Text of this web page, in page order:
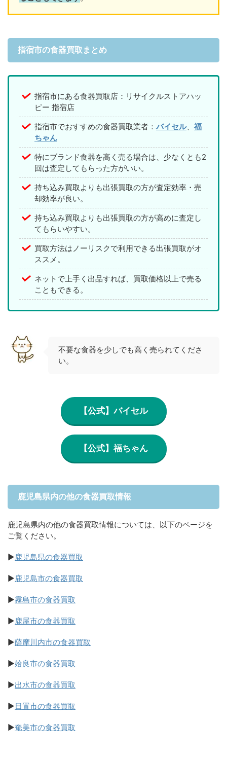
指宿市の食器買取まとめ
指宿市にある食器買取店：リサイクルストアハッ
ピー 指宿店
指宿市でおすすめの食器買取業者： バイセル、 福
ちゃん
特にブランド食器を高く売る場合は、少なくとも2
回は査定してもらった方がいい。
持ち込み買取よりも出張買取の方が査定効率・売
却効率が良い。
持ち込み買取よりも出張買取の方が高めに査定し
てもらいやすい。
買取方法はノーリスクで利用できる出張買取がオ
ススメ。
ネットで上手く出品すれば、買取価格以上で売る
こともできる。
不要な食器を少しでも高く売られてくださ
い。
【公式】バイセル
【公式】福ちゃん
鹿児島県内の他の食器買取情報
鹿児島県内の他の食器買取情報については、以下のページを
ご覧ください。
▶鹿児島県の食器買取
▶鹿児島市の食器買取
▶霧島市の食器買取
▶鹿屋市の食器買取
▶薩摩川内市の食器買取
▶姶良市の食器買取
▶出水市の食器買取
▶日置市の食器買取
▶奄美市の食器買取